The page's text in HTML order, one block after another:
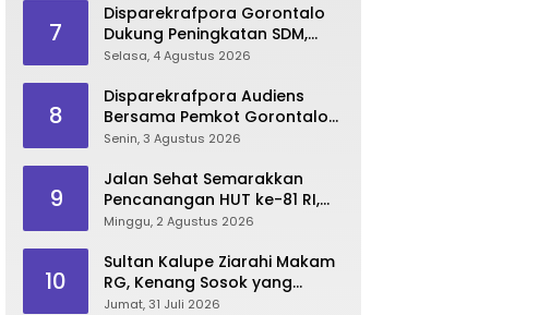
7
Disparekrafpora Gorontalo
Dukung Peningkatan SDM,
Berikan Rekomendasi Studi S3
Selasa, 4 Agustus 2026
8
Disparekrafpora Audiens
Bersama Pemkot Gorontalo
Bahas Dukungan GKK 2026
Senin, 3 Agustus 2026
9
Jalan Sehat Semarakkan
Pencanangan HUT ke-81 RI,
Danau Perintis Jadi Etalase
Minggu, 2 Agustus 2026
10
Sultan Kalupe Ziarahi Makam
RG, Kenang Sosok yang
Mendedikasikan Hidup untuk
Jumat, 31 Juli 2026